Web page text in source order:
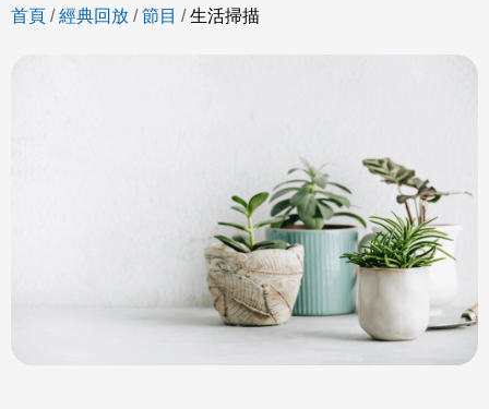
首頁 /經典回放 /節目 /生活掃描